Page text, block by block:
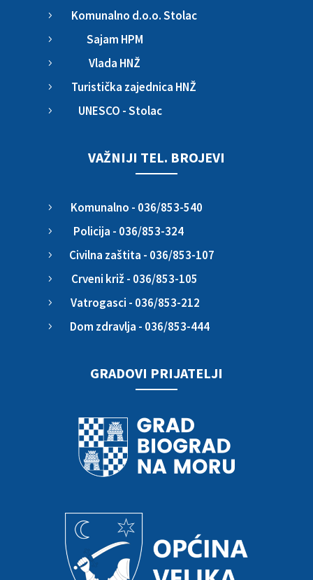
5 Komunalno d.o.o. Stolac
5 Sajam HPM
5 Vlada HNŽ
5 Turistička zajednica HNŽ
5 UNESCO - Stolac
VAŽNIJI TEL. BROJEVI
5 Komunalno - 036/853-540
5 Policija - 036/853-324
5 Civilna zaštita - 036/853-107
5 Crveni križ - 036/853-105
5 Vatrogasci - 036/853-212
5 Dom zdravlja - 036/853-444
GRADOVI PRIJATELJI